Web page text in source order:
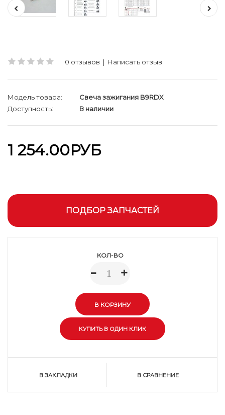
0 отзывов | Написать отзыв
Модель товара:
Cвеча зажигания B9RDX
Доступность:
В наличии
1 254.00РУБ
ПОДБОР ЗАПЧАСТЕЙ
КОЛ-ВО
- +
В ЗАКЛАДКИ В СРАВНЕНИЕ